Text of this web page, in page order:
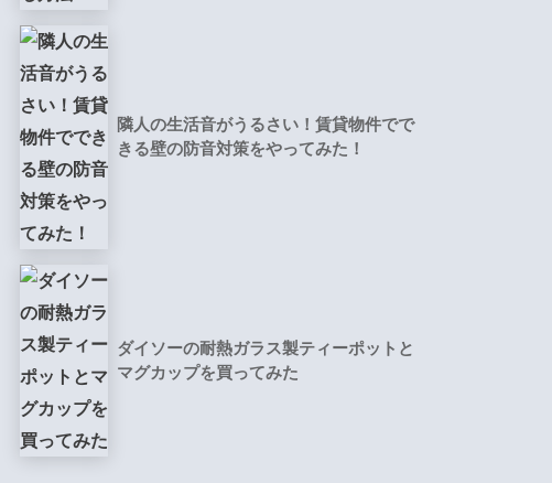
隣人の生活音がうるさい！賃貸物件でで
きる壁の防音対策をやってみた！
ダイソーの耐熱ガラス製ティーポットと
マグカップを買ってみた